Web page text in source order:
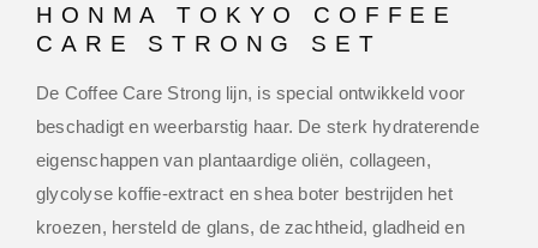
HONMA TOKYO COFFEE
CARE STRONG SET
De Coffee Care Strong lijn, is special ontwikkeld voor
beschadigt en weerbarstig haar. De sterk hydraterende
eigenschappen van plantaardige oliën, collageen,
glycolyse koffie-extract en shea boter bestrijden het
kroezen, hersteld de glans, de zachtheid, gladheid en